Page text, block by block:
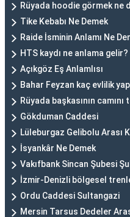
Rüyada hoodie görmek ne
Tike Kebabı Ne Demek
Raide İsminin Anlamı Ne
HTS kaydı ne anlama gelir?
Açıkgöz Eş Anlamlısı
Bahar Feyzan kaç evlilik
Rüyada başkasının
Gökduman Caddesi
Lüleburgaz Gelibolu Arası
İsyankâr Ne Demek
Vakıfbank Sincan Şubesi
İzmir-Denizli bölgesel
Ordu Caddesi Sultangazi
Mersin Tarsus Dedeler